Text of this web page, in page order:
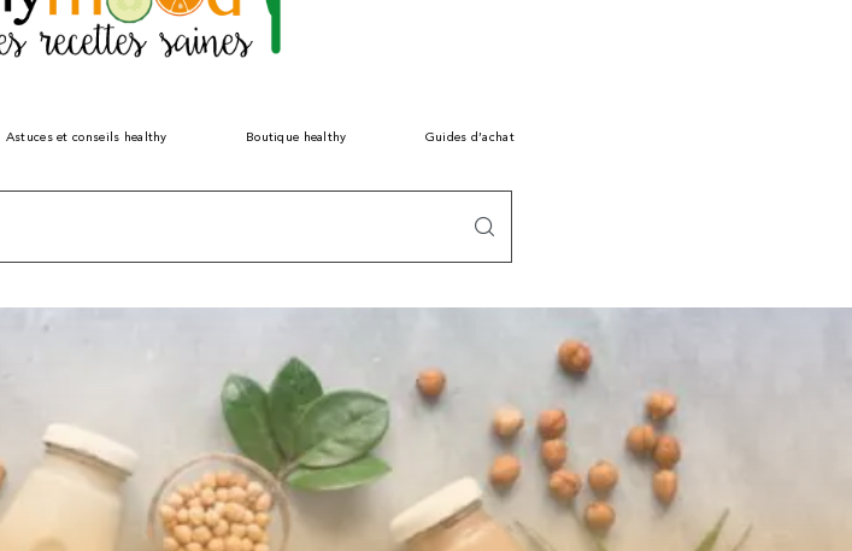
Astuces et conseils healthy Boutique healthy Guides d’achat